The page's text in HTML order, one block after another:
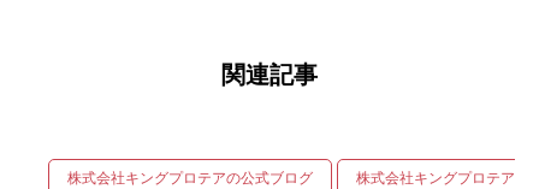
gleニュースをはじめ大手メディア
画・撮影・編集・運用をワンスト
関連記事
株式会社キングプロテアの公式ブログ 株式会社キングプロテアの